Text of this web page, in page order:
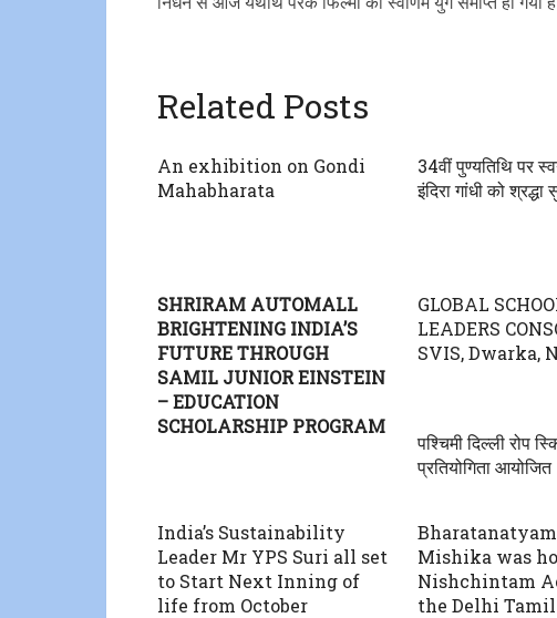
Related Posts
An exhibition on Gondi
Mahabharata
34वीं पुण्यतिथि पर
इंदिरा गांधी को
SHRIRAM AUTOMALL
BRIGHTENING INDIA’S
FUTURE THROUGH
SAMIL JUNIOR EINSTEIN
– EDUCATION
SCHOLARSHIP PROGRAM
GLOBAL
LEADERS
SVIS, Dwarka,
पश्चिमी दिल्ली रोप
प्रतियोगिता आयोजित
India’s Sustainability
Leader Mr YPS Suri all set
to Start Next Inning of
life from October
Mishika was
Nishchintam
the Delhi Tamil